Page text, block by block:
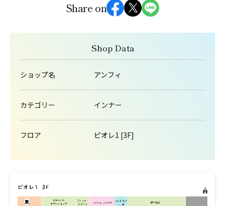
Share on
Shop Data
ショップ名 アンフィ
カテゴリー インナー
フロア ピオレ1 [3F]